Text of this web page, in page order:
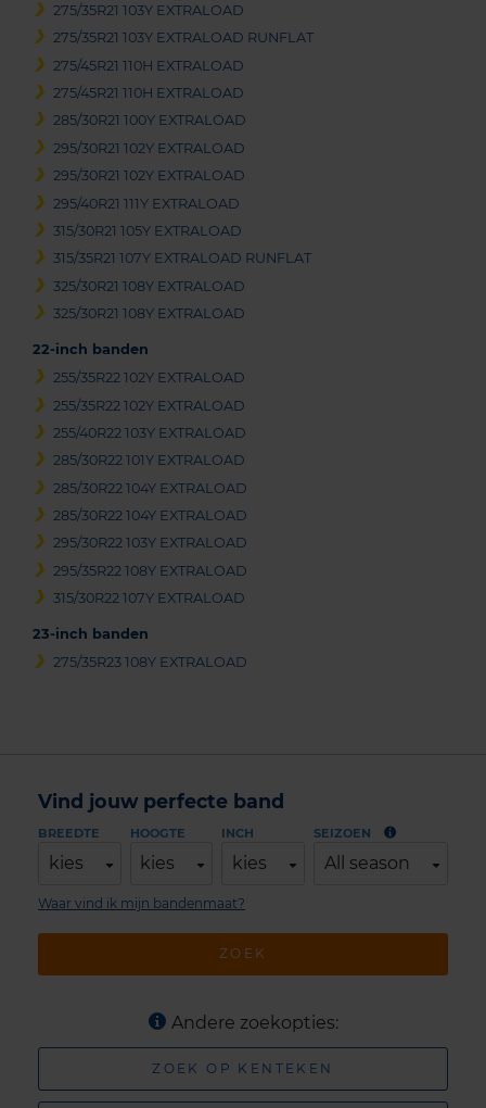
275/35R21 103Y EXTRALOAD
275/35R21 103Y EXTRALOAD RUNFLAT
275/45R21 110H EXTRALOAD
275/45R21 110H EXTRALOAD
285/30R21 100Y EXTRALOAD
295/30R21 102Y EXTRALOAD
295/30R21 102Y EXTRALOAD
295/40R21 111Y EXTRALOAD
315/30R21 105Y EXTRALOAD
315/35R21 107Y EXTRALOAD RUNFLAT
325/30R21 108Y EXTRALOAD
325/30R21 108Y EXTRALOAD
22-inch banden
255/35R22 102Y EXTRALOAD
255/35R22 102Y EXTRALOAD
255/40R22 103Y EXTRALOAD
285/30R22 101Y EXTRALOAD
285/30R22 104Y EXTRALOAD
285/30R22 104Y EXTRALOAD
295/30R22 103Y EXTRALOAD
295/35R22 108Y EXTRALOAD
315/30R22 107Y EXTRALOAD
23-inch banden
275/35R23 108Y EXTRALOAD
Vind jouw perfecte band
BREEDTE
kies
HOOGTE
kies
INCH
kies
SEIZOEN
All season
ZOEK
Waar vind ik mijn bandenmaat?
Andere zoekopties:
ZOEK OP KENTEKEN